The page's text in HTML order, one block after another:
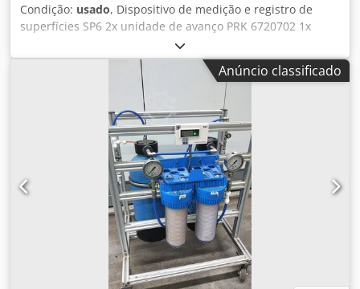
Condição: usado, Dispositivo de medição e registro de
superfícies SP6 2x unidade de avanço PRK 6720702 1x
suporte de medição PST-Ue (ajuste transversal = 165mm e
ajuste vertical = 440mm) tamanho da mesa 650 x 450mm
1x suporte de medição PST-Ve (ajuste vertical 450mm,
motorizado) + unidade de comando manual; tamanho da
mesa 650 x 178mm Dodpfx Aiju N Awvevskr Perthometer
S6P e uma oferta variada/abrangente de apalpadores de
medição e acessórios de medição (comparável ver imagem)
Anúncio classificado